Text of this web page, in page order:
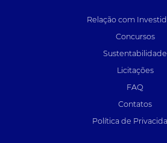
Relação com
Concursos
Sustentabilidade
Licitações
FAQ
Contatos
Política de